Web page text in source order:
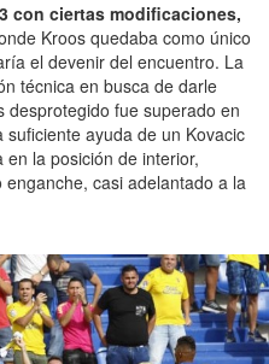
con ciertas modificaciones,
Kroos quedaba como único
el devenir del encuentro. La
técnica en busca de darle
desprotegido fue superado en
ayuda de un Kovacic
la posición de interior,
casi adelantado a la